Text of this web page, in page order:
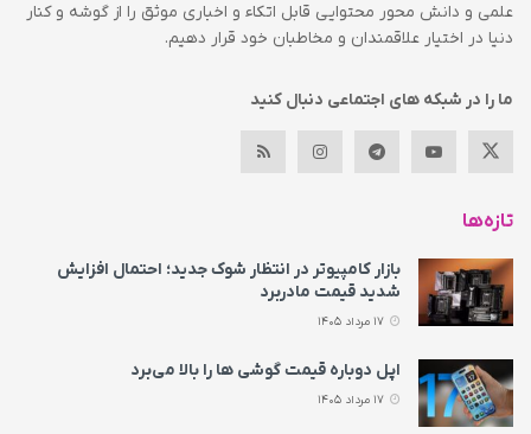
علمی و دانش محور محتوایی قابل اتکاء و اخباری موثق را از گوشه و کنار
دنیا در اختیار علاقمندان و مخاطبان خود قرار دهیم.
ما را در شبکه های اجتماعی دنبال کنید
تازه‌ها
بازار کامپیوتر در انتظار شوک جدید؛ احتمال افزایش
شدید قیمت مادربرد
اپل دوباره قیمت‌ گوشی ها را بالا می‌برد